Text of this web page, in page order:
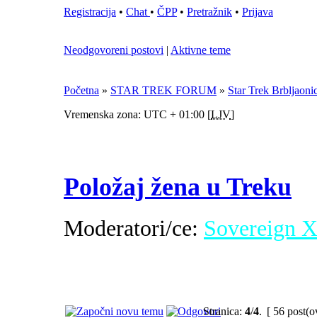
Registracija • Chat • ČPP• Pretražnik • Prijava
Neodgovoreni postovi | Aktivne teme
Početna » STAR TREK FORUM » Star Trek
Vremenska zona: UTC + 01:00 [LJV]
Položaj žena u Treku
Moderatori/ce: Sovereign X
Stranica: 4/4. [ 56